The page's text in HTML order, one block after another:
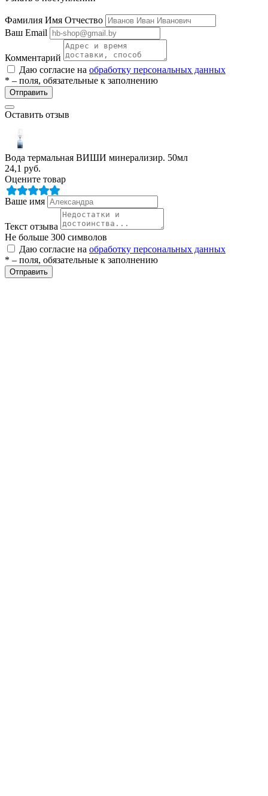
Фамилия Имя Отчество
Ваш Email
Комментарий
Даю согласие на обработку персональных данных
* – поля, обязательные к заполнению
Отправить
Оставить отзыв
Вода термальная ВИШИ минерализир. 50мл
24,1 руб.
Оцените товар
Ваше имя
Текст отзыва
Не больше 300 символов
Даю согласие на обработку персональных данных
* – поля, обязательные к заполнению
Отправить